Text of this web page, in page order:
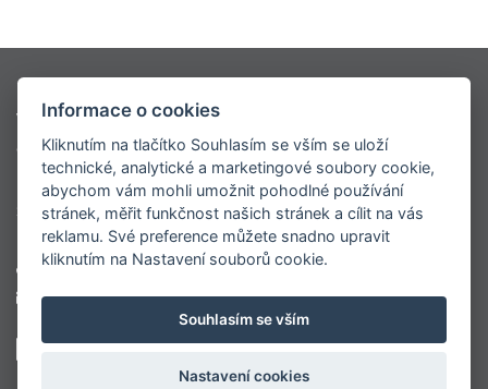
Kontio styly
Virtuální prohlídky
Modely dřevostaveb KONTIO
Ceník
O nás Napsali o nás
Realizace
Roubenky
Sruby
Velké luxusní srubové domy
Srubové chaty
Virtuální prohlídka centrály
marketing@kontio.cz
© 2010 – 2017 Kontio.cz – Dřevěné sruby, srubové domy a
Informace o cookies
Kliknutím na tlačítko Souhlasím se vším se uloží
technické, analytické a marketingové soubory cookie,
abychom vám mohli umožnit pohodlné používání
stránek, měřit funkčnost našich stránek a cílit na vás
reklamu. Své preference můžete snadno upravit
kliknutím na Nastavení souborů cookie.
Souhlasím se vším
Nastavení cookies